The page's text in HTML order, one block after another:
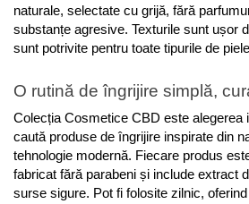
naturale, selectate cu grijă, fără
substanțe agresive. Texturile sunt ușor
sunt potrivite pentru toate tipurile de
O rutină de îngrijire simplă,
Colecția Cosmetice CBD este alegerea
caută produse de îngrijire inspirate din
tehnologie modernă. Fiecare produs
fabricat fără parabeni și include extract
surse sigure. Pot fi folosite zilnic,